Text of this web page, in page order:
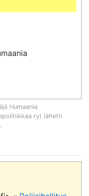
Humaania
ry) lähetti
.